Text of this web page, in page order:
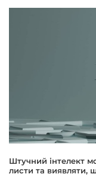
Штучний інтелект
листи та виявляти,